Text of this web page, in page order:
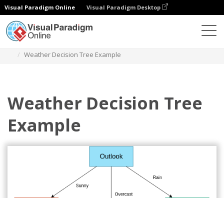
Visual Paradigm Online Visual Paradigm Desktop
Weather Decision Tree Example
Weather Decision Tree
Example